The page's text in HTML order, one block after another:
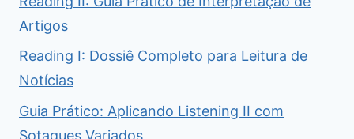
Artigos
Reading I: Dossiê Completo para Leitura de
Notícias
Guia Prático: Aplicando Listening II com
Sotaques Variados